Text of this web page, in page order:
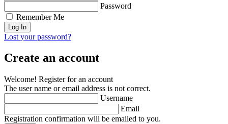
Password
Remember Me
Lost your password?
Create an account
Welcome! Register for an account
The user name or email address is not correct.
Username
Email
Registration confirmation will be emailed to you.